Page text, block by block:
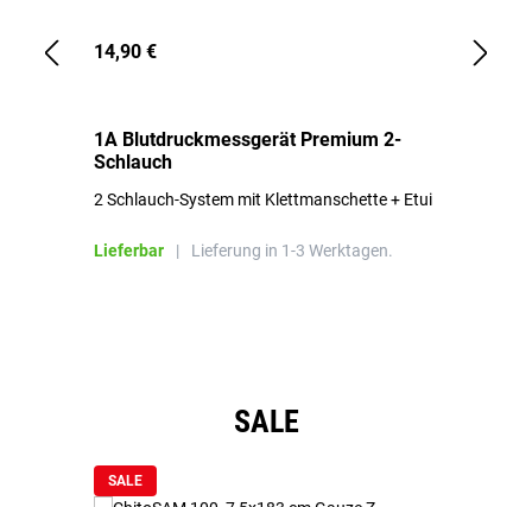
14,90 €
1A Blutdruckmessgerät Premium 2-
Schlauch
2 Schlauch-System mit Klettmanschette + Etui
Lieferbar | Lieferung in 1-3 Werktagen.
SALE
SALE